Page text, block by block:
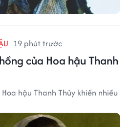
19 phút trước
của Hoa hậu Thanh
hậu Thanh Thủy khiến nhiều